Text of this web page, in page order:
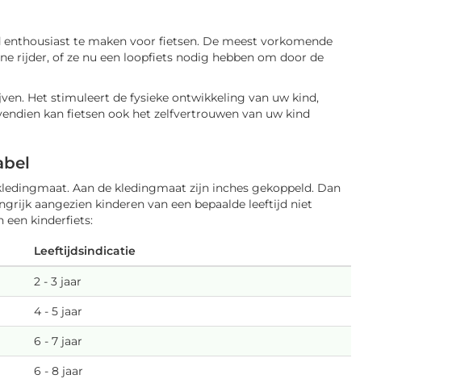
te maken voor fietsen. De meest vorkomende
rijder, of ze nu een loopfiets nodig hebben om door de
Het stimuleert de fysieke ontwikkeling van uw kind,
kan fietsen ook het zelfvertrouwen van uw kind
Aan de kledingmaat zijn inches gekoppeld. Dan
aangezien kinderen van een bepaalde leeftijd niet
een kinderfiets:
Leeftijdsindicatie
2 - 3 jaar
4 - 5 jaar
6 - 7 jaar
6 - 8 jaar